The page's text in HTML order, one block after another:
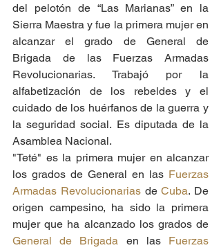
del pelotón de “Las Marianas” en la
Sierra Maestra y fue la primera mujer en
alcanzar el grado de General de
Brigada de las Fuerzas Armadas
Revolucionarias. Trabajó por la
alfabetización de los rebeldes y el
cuidado de los huérfanos de la guerra y
la seguridad social. Es diputada de la
Asamblea Nacional.
"Teté" es la primera mujer en alcanzar
los grados de General en las Fuerzas
Armadas Revolucionarias de Cuba. De
origen campesino, ha sido la primera
General de Brigada en las Fuerzas